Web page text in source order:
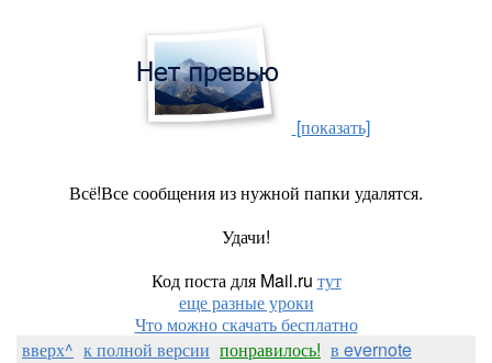
[показать]
Всё!Все сообщения из нужной папки удалятся.
Удачи!
Код поста для Mail.ru тут
еще разные уроки
Что можно скачать бесплатно
вверх^ к полной версии понравилось! в evernote